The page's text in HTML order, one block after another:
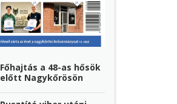
Főhajtás a 48-as hősök
előtt Nagykőrösön